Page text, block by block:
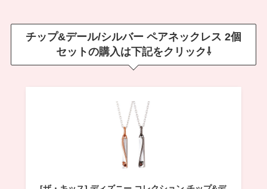
チップ&デール/シルバー ペアネックレス 2個
セットの購入は下記をクリック⇩